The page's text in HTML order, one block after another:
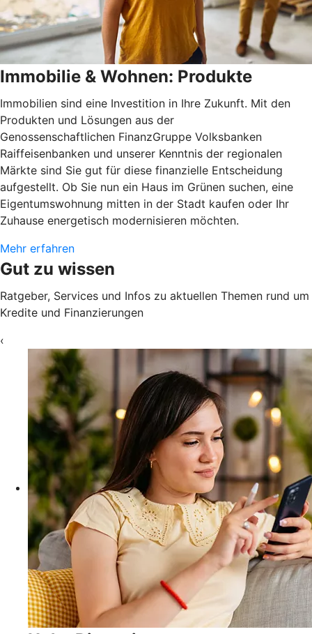
Immobilie & Wohnen: Produkte
Immobilien sind eine Investition in Ihre Zukunft. Mit den
Produkten und Lösungen aus der
Genossenschaftlichen FinanzGruppe Volksbanken
Raiffeisenbanken und unserer Kenntnis der regionalen
Märkte sind Sie gut für diese finanzielle Entscheidung
aufgestellt. Ob Sie nun ein Haus im Grünen suchen, eine
Eigentumswohnung mitten in der Stadt kaufen oder Ihr
Zuhause energetisch modernisieren möchten.
Mehr erfahren
Gut zu wissen
Ratgeber, Services und Infos zu aktuellen Themen rund um
Kredite und Finanzierungen
‹